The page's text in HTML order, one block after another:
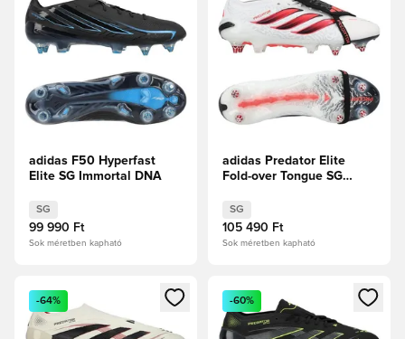
adidas F50 Hyperfast
Elite SG Immortal DNA
SG
99 990 Ft
Sok méretben kapható
adidas Predator Elite
Fold-over Tongue SG
SG
105 490 Ft
Sok méretben kapható
Megnyit egy modált a bejelentkezéshez vagy a tagként
-64%
Megnyit egy modált a
-60%